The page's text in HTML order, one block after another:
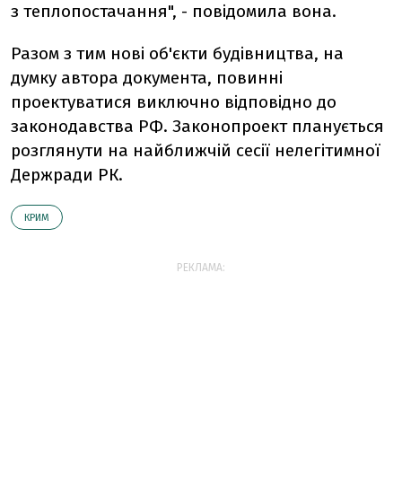
з теплопостачання", - повідомила вона.
Разом з тим нові об'єкти будівництва, на
думку автора документа, повинні
проектуватися виключно відповідно до
законодавства РФ. Законопроект планується
розглянути на найближчій сесії нелегітимної
Держради РК.
КРИМ
РЕКЛАМА: